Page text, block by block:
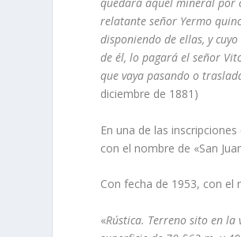
quedará aquel mineral por
relatante señor Yermo
disponiendo de ellas, y
de él, lo pagará el señor
que vaya pasando o
diciembre de 1881)
En una de las
con el nombre de «San
Con fecha de 1953, con el
«Rústica. Terreno sito en